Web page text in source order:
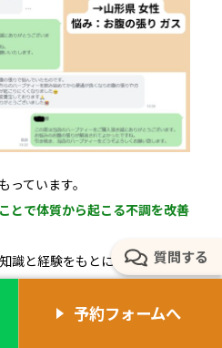
っています。
とで体質から起こる不調を改善
識と経験をもとにブレンドハー
ハーブを100％使用し、東洋医
予約フォームへ
質問する